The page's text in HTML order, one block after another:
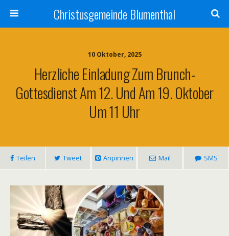
Christusgemeinde Blumenthal
10 Oktober, 2025
Herzliche Einladung Zum Brunch-
Gottesdienst Am 12. Und Am 19. Oktober
Um 11 Uhr
Teilen Tweet Anpinnen Mail SMS